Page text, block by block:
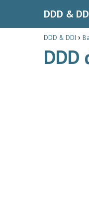
DDD &
DDD & DDI
DDD